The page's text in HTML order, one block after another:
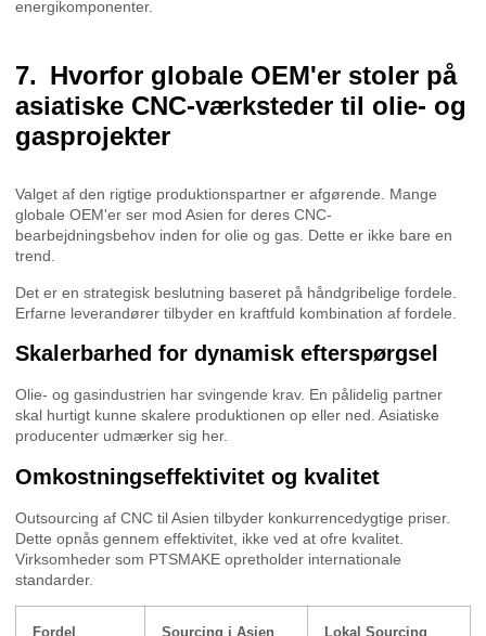
energikomponenter.
Hvorfor globale OEM'er stoler på
asiatiske CNC-værksteder til olie- og
gasprojekter
Valget af den rigtige produktionspartner er afgørende. Mange
globale OEM'er ser mod Asien for deres CNC-
bearbejdningsbehov inden for olie og gas. Dette er ikke bare en
trend.
Det er en strategisk beslutning baseret på håndgribelige fordele.
Erfarne leverandører tilbyder en kraftfuld kombination af fordele.
Skalerbarhed for dynamisk efterspørgsel
Olie- og gasindustrien har svingende krav. En pålidelig partner
skal hurtigt kunne skalere produktionen op eller ned. Asiatiske
producenter udmærker sig her.
Omkostningseffektivitet og kvalitet
Outsourcing af CNC til Asien tilbyder konkurrencedygtige priser.
Dette opnås gennem effektivitet, ikke ved at ofre kvalitet.
Virksomheder som PTSMAKE opretholder internationale
standarder.
Fordel Sourcing i Asien Lokal Sourcing